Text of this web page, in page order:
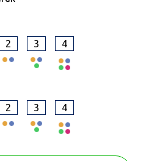
2 3 4
2 3 4